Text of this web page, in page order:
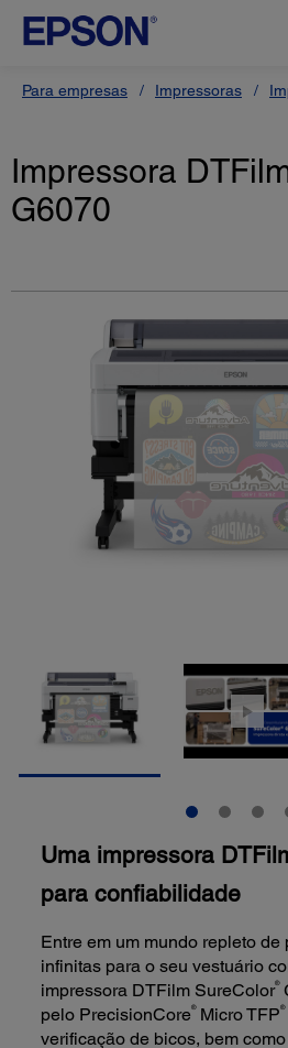
Para empresas Impressoras
Impressora
G6070
Uma impressora
para confiabilidade
Entre em um mundo repleto
infinitas para o seu vestuário
impressora DTFilm SureColor®
pelo PrecisionCore®Micro TFP®
verificação de bicos, bem